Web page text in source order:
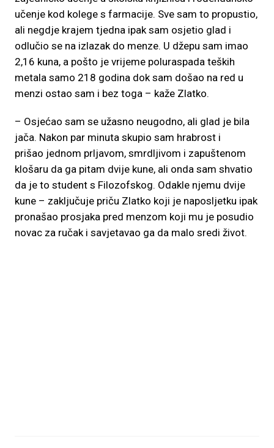
učenje kod kolege s farmacije. Sve sam to propustio,
ali negdje krajem tjedna ipak sam osjetio glad i
odlučio se na izlazak do menze. U džepu sam imao
2,16 kuna, a pošto je vrijeme poluraspada teških
metala samo 218 godina dok sam došao na red u
menzi ostao sam i bez toga – kaže Zlatko.
– Osjećao sam se užasno neugodno, ali glad je bila
jača. Nakon par minuta skupio sam hrabrost i
prišao jednom prljavom, smrdljivom i zapuštenom
klošaru da ga pitam dvije kune, ali onda sam shvatio
da je to student s Filozofskog. Odakle njemu dvije
kune – zaključuje priču Zlatko koji je naposljetku ipak
pronašao prosjaka pred menzom koji mu je posudio
novac za ručak i savjetavao ga da malo sredi život.